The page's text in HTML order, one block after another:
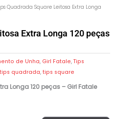
Quadrada Square Leitosa Extra Longa
Extra Longa 120 peças
de Unha, Girl Fatale, Tips
tips quadrada, tips square
Longa 120 peças – Girl Fatale